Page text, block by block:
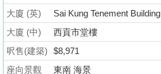
置
業
手
冊
大廈 (英)
Sai Kung Tenement Building
大廈 (中)
西貢市堂樓
呎售(建築)
$8,971
座向景觀
東南 海景